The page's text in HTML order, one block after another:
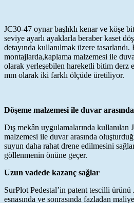
JC30-47 oynar başlıklı kenar ve köşe
seviye ayarlı ayaklarla beraber kaset
detayında kullanılmak üzere
montajlarda,kaplama malzemesi ile
olarak yerleşebilen hareketli bitim derz
mm olarak iki farklı ölçüde üretiliyor.
Döşeme malzemesi ile duvar
Dış mekân uygulamalarında kullanılan
malzemesi ile duvar arasında
suyun daha rahat drene edilmesini
göllenmenin önüne geçer.
Uzun vadede kazanç sağlar
SurPlot Pedestal’in patent tescilli
esnasında ve sonrasında fazladan